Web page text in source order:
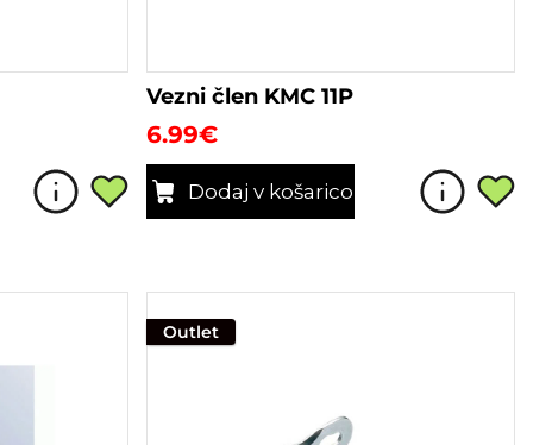
Vezni člen KMC 11P
6.99€
Dodaj v košarico
Outlet